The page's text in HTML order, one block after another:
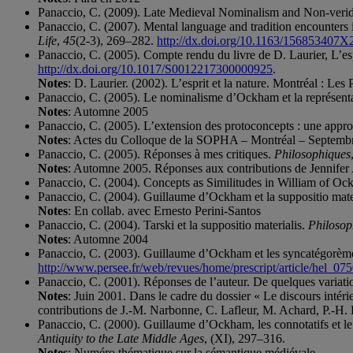
Panaccio, C. (2009). Late Medieval Nominalism and Non-
Panaccio, C. (2007). Mental language and tradition
Life, 45(2-3), 269–282. http://dx.doi.org/10.1163/
Panaccio, C. (2005). Compte rendu du livre de D. Laurier,
http://dx.doi.org/10.1017/S0012217300000925.
Notes: D. Laurier. (2002). L’esprit et la nature. Montréal : Les
Panaccio, C. (2005). Le nominalisme d’Ockham et la
Notes: Automne 2005
Panaccio, C. (2005). L’extension des protoconcepts : une
Notes: Actes du Colloque de la SOPHA – Montréal –
Panaccio, C. (2005). Réponses à mes critiques. Philosophiques
Notes: Automne 2005. Réponses aux contributions de
Panaccio, C. (2004). Concepts as Similitudes in William of
Panaccio, C. (2004). Guillaume d’Ockham et la suppositio
Notes: En collab. avec Ernesto Perini-Santos
Panaccio, C. (2004). Tarski et la suppositio materialis.
Notes: Automne 2004
Panaccio, C. (2003). Guillaume d’Ockham et les
http://www.persee.fr/web/revues/home/prescript/article/
Panaccio, C. (2001). Réponses de l’auteur. De quelques
Notes: Juin 2001. Dans le cadre du dossier « Le discours
contributions de J.-M. Narbonne, C. Lafleur, M. Achard, P.-
Panaccio, C. (2000). Guillaume d’Ockham, les connotatifs et
Antiquity to the Late Middle Ages, (XI), 297–316.